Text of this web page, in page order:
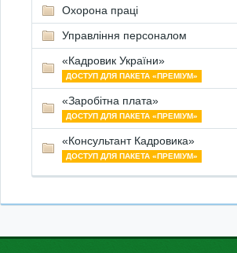
Охорона праці
Управління персоналом
«Кадровик України»
ДОСТУП ДЛЯ ПАКЕТА «ПРЕМІУМ»
«Заробітна плата»
ДОСТУП ДЛЯ ПАКЕТА «ПРЕМІУМ»
«Консультант Кадровика»
ДОСТУП ДЛЯ ПАКЕТА «ПРЕМІУМ»